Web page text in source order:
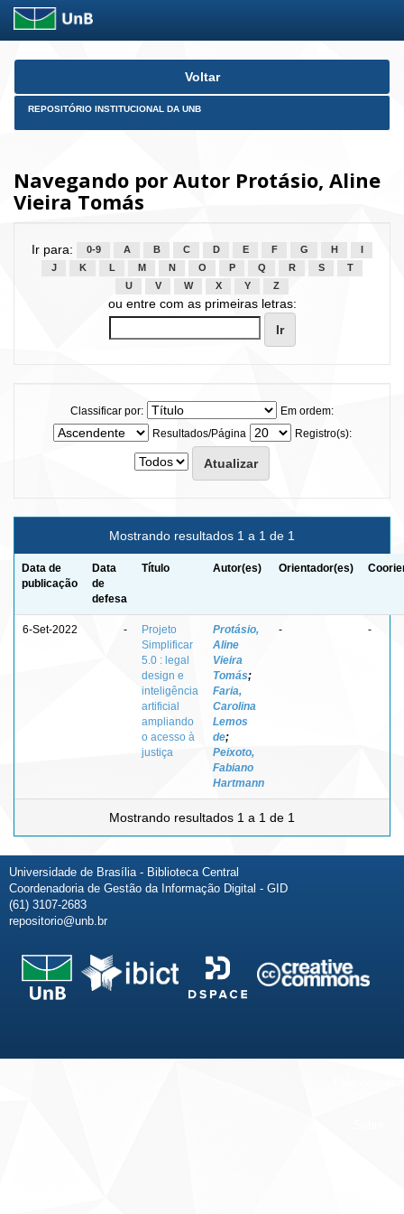
Skip
Voltar
REPOSITÓRIO INSTITUCIONAL DA UNB
Navegando por Autor Protásio, Aline
Vieira Tomás
Ir para: 0-9 A B C D E F G H
J
K L M N O P Q R S
T
U
V W X Y Z
ou entre com as primeiras letras:
Classificar por:
Em ordem:
Resultados/Página
Registro(s):
Mostrando resultados 1 a 1 de 1
Data de
publicação
Data
de
defesa
Título Autor(es) Orientador(es)
6-Set-2022 -
Projeto
Simplificar
5.0 : legal
design e
inteligência
artificial
ampliando
o acesso à
justiça
Protásio,
Aline
Vieira
Tomás;
Faria,
Carolina
Lemos
de;
Peixoto,
Fabiano
Hartmann
- -
Mostrando resultados 1 a 1 de 1
Universidade de Brasília - Biblioteca Central
Coordenadoria de Gestão da Informação Digital - GID
(61) 3107-2683
repositorio@unb.br